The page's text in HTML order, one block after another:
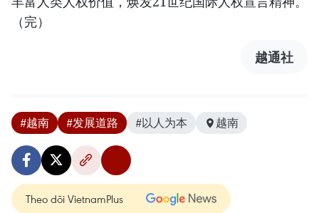
（完）
越通社
#越南 #发展道路 #以人为本 越南
Theo dõi VietnamPlus